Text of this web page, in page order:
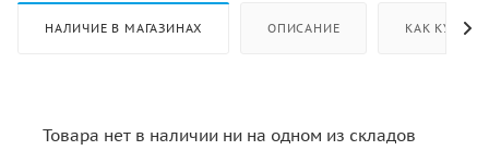
НАЛИЧИЕ В МАГАЗИНАХ ОПИСАНИЕ КАК КУПИТЬ
Товара нет в наличии ни на одном из складов